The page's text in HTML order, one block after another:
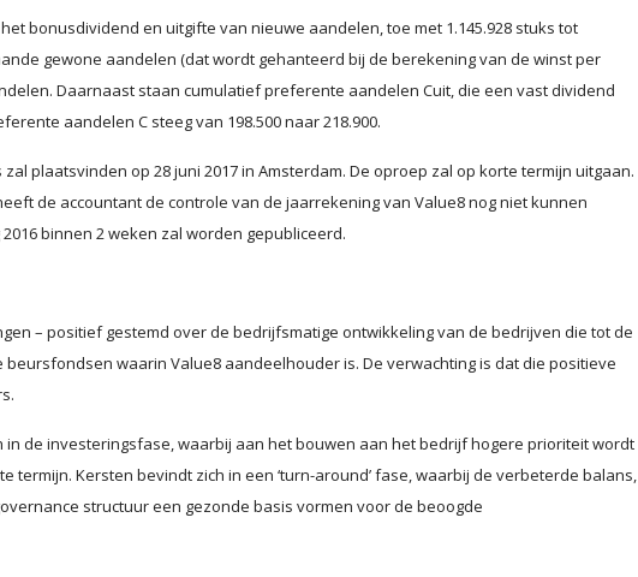
bonusdividend en uitgifte van nieuwe aandelen, toe met 1.145.928 stuks tot
gewone aandelen (dat wordt gehanteerd bij de berekening van de winst per
Daarnaast staan cumulatief preferente aandelen Cuit, die een vast dividend
aandelen C steeg van 198.500 naar 218.900.
plaatsvinden op 28 juni 2017 in Amsterdam. De oproep zal op korte termijn uitgaan.
de accountant de controle van de jaarrekening van Value8 nog niet kunnen
binnen 2 weken zal worden gepubliceerd.
– positief gestemd over de bedrijfsmatige ontwikkeling van de bedrijven die tot de
waarin Value8 aandeelhouder is. De verwachting is dat die positieve
in de investeringsfase, waarbij aan het bouwen aan het bedrijf hogere prioriteit wordt
termijn. Kersten bevindt zich in een ‘turn-around’ fase, waarbij de verbeterde balans,
structuur een gezonde basis vormen voor de beoogde